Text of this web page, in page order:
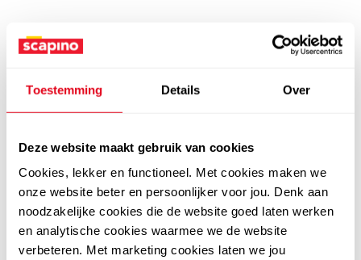
Toestemming Details Over
Deze website maakt gebruik van cookies
Cookies, lekker en functioneel. Met cookies maken we
onze website beter en persoonlijker voor jou. Denk aan
noodzakelijke cookies die de website goed laten werken
en analytische cookies waarmee we de website
verbeteren. Met marketing cookies laten we jou